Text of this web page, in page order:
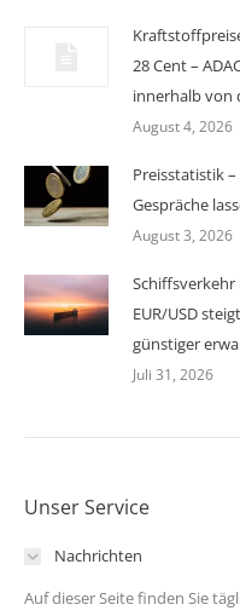
28 Cent –
innerhalb von
August 4, 2026
Preisstatistik
Gespräche
August 3, 2026
Schiffsverkehr
EUR/USD
günstiger
Juli 31, 2026
Unser Service
Nachrichten
Auf dieser Seite finden Sie